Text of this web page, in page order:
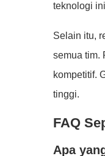
teknologi
Selain itu,
semua tim.
kompetitif.
tinggi.
FAQ
Apa